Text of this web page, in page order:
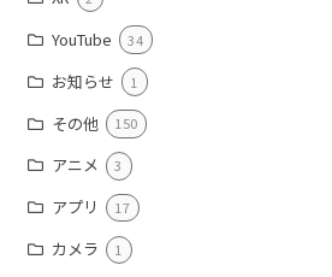
YouTube 34
お知らせ 1
その他 150
アニメ 3
アプリ 17
カメラ 1